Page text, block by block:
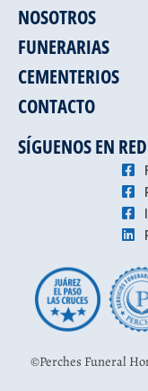
NOSOTROS
FUNERARIAS
CEMENTERIOS
CONTACTO
SÍGUENOS EN
©Perches Funeral